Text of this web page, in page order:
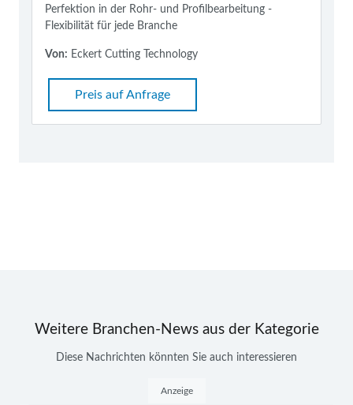
Perfektion in der Rohr- und Profilbearbeitung -
Flexibilität für jede Branche
Von: Eckert Cutting Technology
Preis auf Anfrage
Weitere Branchen-News aus der Kategorie
Diese Nachrichten könnten Sie auch interessieren
Anzeige